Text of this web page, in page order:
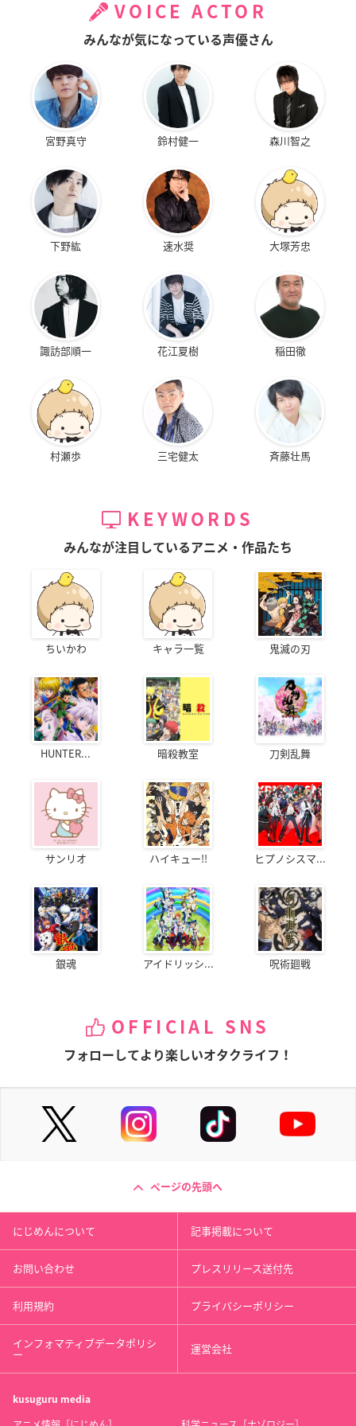
VOICE ACTOR
みんなが気になっている声優さん
宮野真守 鈴村健一 森川智之
下野紘 速水奨 大塚芳忠
諏訪部順一 花江夏樹 稲田徹
村瀬歩 三宅健太 斉藤壮馬
KEYWORDS
みんなが注目しているアニメ・作品たち
ちいかわ キャラ一覧 鬼滅の刃
HUNTER... 暗殺教室 刀剣乱舞
サンリオ ハイキュー!! ヒプノシスマ...
銀魂 アイドリッシ... 呪術廻戦
OFFICIAL SNS
フォローしてより楽しいオタクライフ！
ページの先頭へ
にじめんについて 記事掲載について
お問い合わせ プレスリリース送付先
利用規約 プライバシーポリシー
インフォマティブデータポリシ
ー 運営会社
kusuguru media